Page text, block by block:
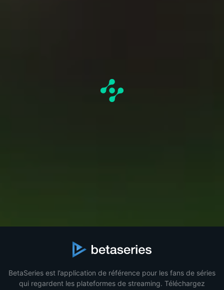
BetaSeries est l’application de référence pour les fans de séries
qui regardent les plateformes de streaming. Téléchargez